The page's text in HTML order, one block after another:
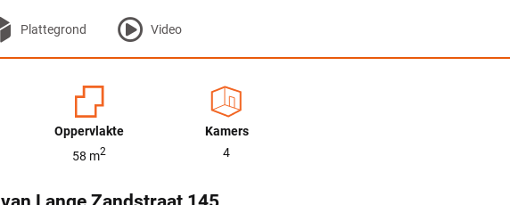
Plattegrond Video
Oppervlakte
58 m2
Kamers
4